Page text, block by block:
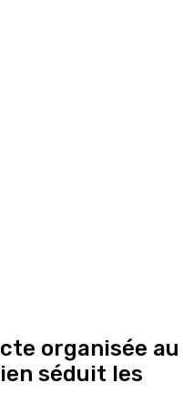
organisée au
séduit les